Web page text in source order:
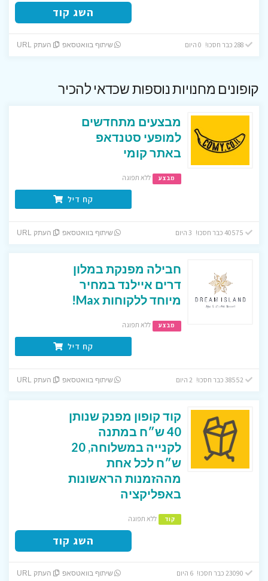
השג קוד
288 כבר חסכו! 0 היום שיתוף בוואטסאפ העתק URL
קופונים מחנויות נוספות שכדאי להכיר
מבצעים מתחדשים
למופעי סטנדאפ
באתר קומי
מבצע ללא תפוגה
קח דיל
שיתוף בוואטסאפ העתק URL
חבילה מפנקת במלון
דרים איילנד במחיר
מיוחד ללקוחות Max!
מבצע ללא תפוגה
קח דיל
שיתוף בוואטסאפ העתק URL
קוד קופון מפנק שנותן
40 ש״ח במתנה
לקנייה במשלוחה, 20
ש״ח לכל אחת
מההזמנות הראשונות
באפליקציה
קוד ללא תפוגה
השג קוד
שיתוף בוואטסאפ העתק URL